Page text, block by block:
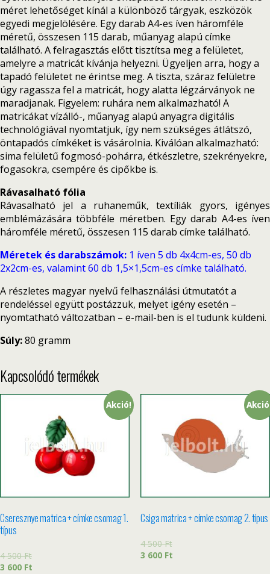
méret lehetőséget kínál a különböző tárgyak, eszközök
egyedi megjelölésére. Egy darab A4-es íven háromféle
méretű, összesen 115 darab, műanyag alapú címke
található. A felragasztás előtt tisztítsa meg a felületet,
amelyre a matricát kívánja helyezni. Ügyeljen arra, hogy a
tapadó felületet ne érintse meg. A tiszta, száraz felületre
úgy ragassza fel a matricát, hogy alatta légzárványok ne
maradjanak. Figyelem: ruhára nem alkalmazható! A
matricákat vízálló-, műanyag alapú anyagra digitális
technológiával nyomtatjuk, így nem szükséges átlátszó,
öntapadós címkéket is vásárolnia. Kiválóan alkalmazható:
sima felületű fogmosó-pohárra, étkészletre, szekrényekre,
fogasokra, csempére és cipőkbe is.
Rávasalható fólia
Rávasalható jel a ruhaneműk, textíliák gyors, igényes
emblémázására többféle méretben. Egy darab A4-es íven
háromféle méretű, összesen 115 darab címke található.
Méretek és darabszámok: 1 íven 5 db 4x4cm-es, 50 db
2x2cm-es, valamint 60 db 1,5×1,5cm-es címke található.
A részletes magyar nyelvű felhasználási útmutatót a
rendeléssel együtt postázzuk, melyet igény esetén –
nyomtatható változatban – e-mail-ben is el tudunk küldeni.
Súly:80 gramm
Kapcsolódó termékek
Akció!
Cseresznye matrica + címke csomag 1.
típus
4 500Ft
3 600 Ft
Csiga matrica + címke csomag 2. típus
4 500Ft
3 600 Ft